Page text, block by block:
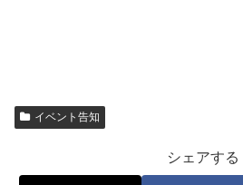
イベント告知
シェアする